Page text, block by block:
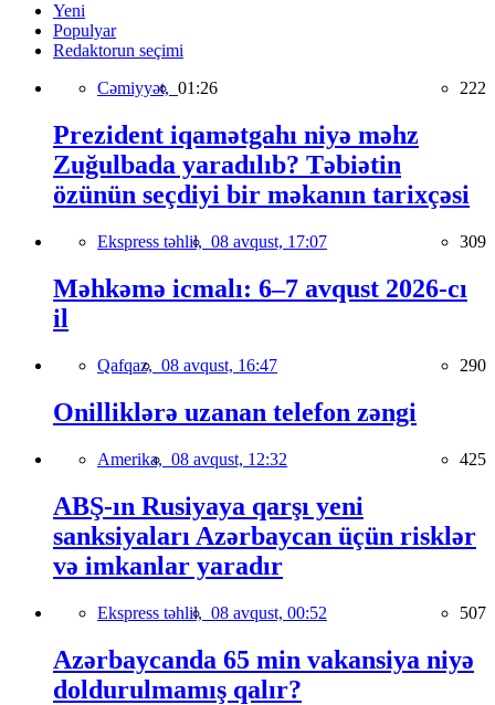
Yeni
Populyar
Redaktorun seçimi
Cəmiyyət, 01:26 222
Prezident iqamətgahı niyə məhz
Zuğulbada yaradılıb? Təbiətin
özünün seçdiyi bir məkanın tarixçəsi
Ekspress təhlil, 08 avqust, 17:07 309
Məhkəmə icmalı: 6–7 avqust 2026-cı
il
Qafqaz, 08 avqust, 16:47 290
Onilliklərə uzanan telefon zəngi
Amerika, 08 avqust, 12:32 425
ABŞ-ın Rusiyaya qarşı yeni
sanksiyaları Azərbaycan üçün risklər
və imkanlar yaradır
Ekspress təhlil, 08 avqust, 00:52 507
Azərbaycanda 65 min vakansiya niyə
doldurulmamış qalır?